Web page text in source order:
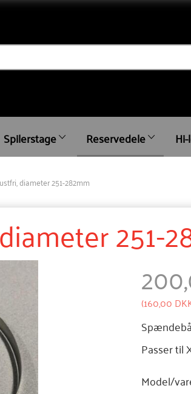
Spilerstage Reservedele
diameter 251-282mm
251-
(160,00
Passer til
Model/